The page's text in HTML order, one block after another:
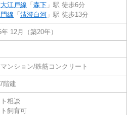
江戸線 「森下 」駅 徒歩6分
線 「清澄白河 」駅 徒歩13分
年 12月（築20年）
ンション/鉄筋コンクリート
階建
相談
飼育可